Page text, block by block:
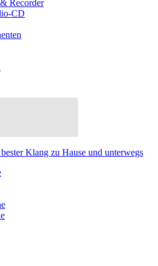
Recorder
CD
Klang zu Hause und unterwegs